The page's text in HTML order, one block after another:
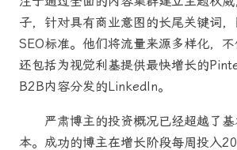
子，针对具有商业意图的长尾关键词
SEO标准。他们将流量来源多样化，不
还包括为视觉利基提供最快增长的
B2B内容分发的LinkedIn。
严肃博主的投资概况已经超越了
本。成功的博主在增长阶段每周投入